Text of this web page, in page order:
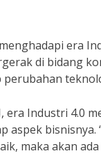
era
di bidang
Industri 4.0
aspek
maka akan